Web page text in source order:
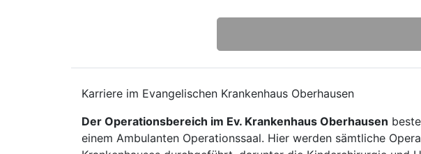
Karriere im Evangelischen Krankenhaus Oberhausen
Der Operationsbereich im Ev. Krankenhaus Oberhausen
einem Ambulanten Operationssaal. Hier werden sämtliche